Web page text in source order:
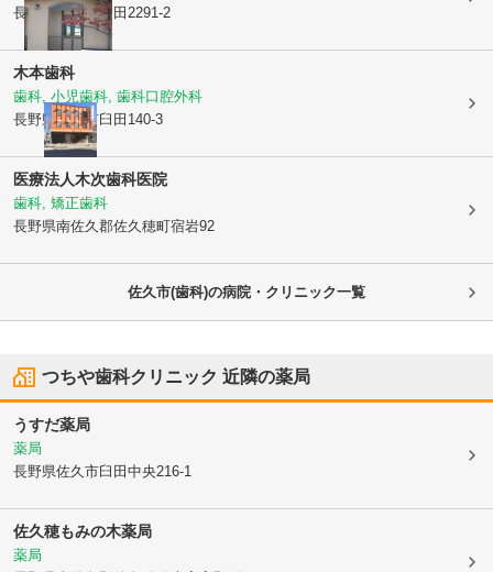
長野県佐久市臼田2291-2
木本歯科
歯科, 小児歯科, 歯科口腔外科
長野県佐久市臼田140-3
医療法人木次歯科医院
歯科, 矯正歯科
長野県南佐久郡佐久穂町宿岩92
佐久市(歯科)の病院・クリニック一覧
つちや歯科クリニック 近隣の薬局
うすだ薬局
薬局
長野県佐久市臼田中央216-1
佐久穂もみの木薬局
薬局